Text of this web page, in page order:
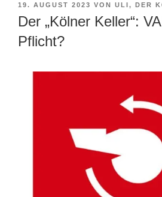
VERÖFFENTLICHT
AM
19. AUGUST 2023 VON ULI, DER
Der „Kölner Keller“:
Pflicht?